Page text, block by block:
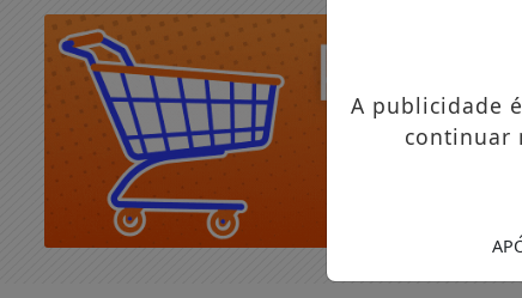
A publicidade
continuar